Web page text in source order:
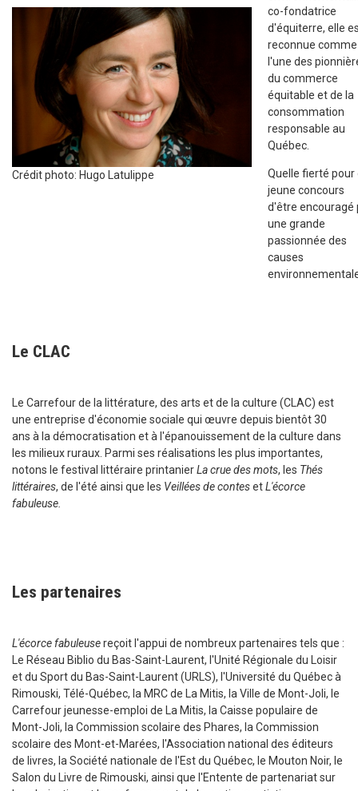
Crédit photo: Hugo Latulippe
co-fondatrice
d'équiterre, elle
reconnue comme
l'une des
du commerce
équitable et de la
consommation
responsable au
Québec.
Quelle fierté pour
jeune concours
d'être encouragé
une grande
passionnée des
causes
Le CLAC
Le Carrefour de la littérature, des arts et de la culture (CLAC) est
une entreprise d'économie sociale qui œuvre depuis bientôt 30
ans à la démocratisation et à l'épanouissement de la culture dans
les milieux ruraux. Parmi ses réalisations les plus importantes,
notons le festival littéraire printanierLa crue des mots, les Thés
littéraires, de l'été ainsi que les Veillées de contesetL'écorce
fabuleuse.
Les partenaires
L'écorce fabuleusereçoit l'appui de nombreux partenaires tels que :
Le Réseau Biblio du Bas-Saint-Laurent, l'Unité Régionale du Loisir
et du Sport du Bas-Saint-Laurent (URLS), l'Université du Québec à
Rimouski, Télé-Québec, la MRC de La Mitis, la Ville de Mont-Joli, le
Carrefour jeunesse-emploi de La Mitis, la Caisse populaire de
Mont-Joli, la Commission scolaire des Phares, la Commission
scolaire des Mont-et-Marées, l'Association national des éditeurs
de livres, la Société nationale de l'Est du Québec, le Mouton Noir, le
Salon du Livre de Rimouski, ainsi que l'Entente de partenariat sur